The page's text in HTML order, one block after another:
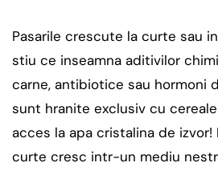
Pasarile crescute la curte sau
stiu ce inseamna aditivilor
carne, antibiotice sau hormoni
sunt hranite exclusiv cu
acces la apa cristalina de izvor!
curte cresc intr-un mediu